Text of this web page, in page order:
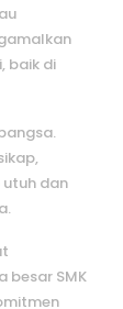
baik di
dan
besar SMK